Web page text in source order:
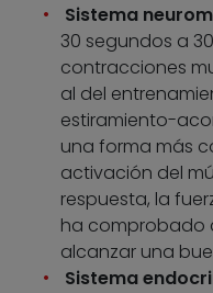
Sistema
30 segundos a
contracciones
al del
estiramiento-
una forma más
activación del
respuesta, la
ha comprobado
alcanzar una
Sistema